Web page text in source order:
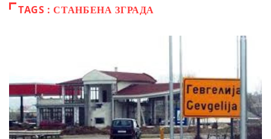
TAGS : СТАНБЕНА ЗГРАДА